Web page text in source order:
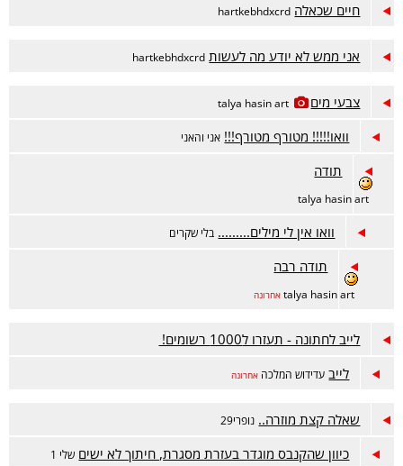
חיים שכאלה hartkebhdxcrd
אני ממש לא יודע מה לעשות hartkebhdxcrd
צבעי מים talya hasin art
וואו!!!!! מטורף מטורף!!! אני והאני
תודה
talya hasin art
וואו אין לי מילים......... בלי שקרים
תודה רבה
talya hasin art אחרונה
לייב לחתונה - תעזרו ל1000 רשומים!
לייב עדידוש המלכה אחרונה
שאלה קצת מוזרה.. נופרי29
כיוון שהקנבס מוגדר בעזרת מסגרת, חיתוך לא ישים שלי 1